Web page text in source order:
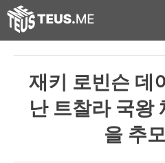
재키 로빈슨 데
난 트찰라 국왕
을 추